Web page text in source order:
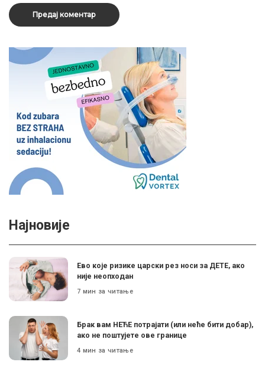
Најновије
Ево које ризике царски рез носи за ДЕТЕ, ако
није неопходан
7 мин за читање
Брак вам НЕЋЕ потрајати (или неће бити добар),
ако не поштујете ове границе
4 мин за читање